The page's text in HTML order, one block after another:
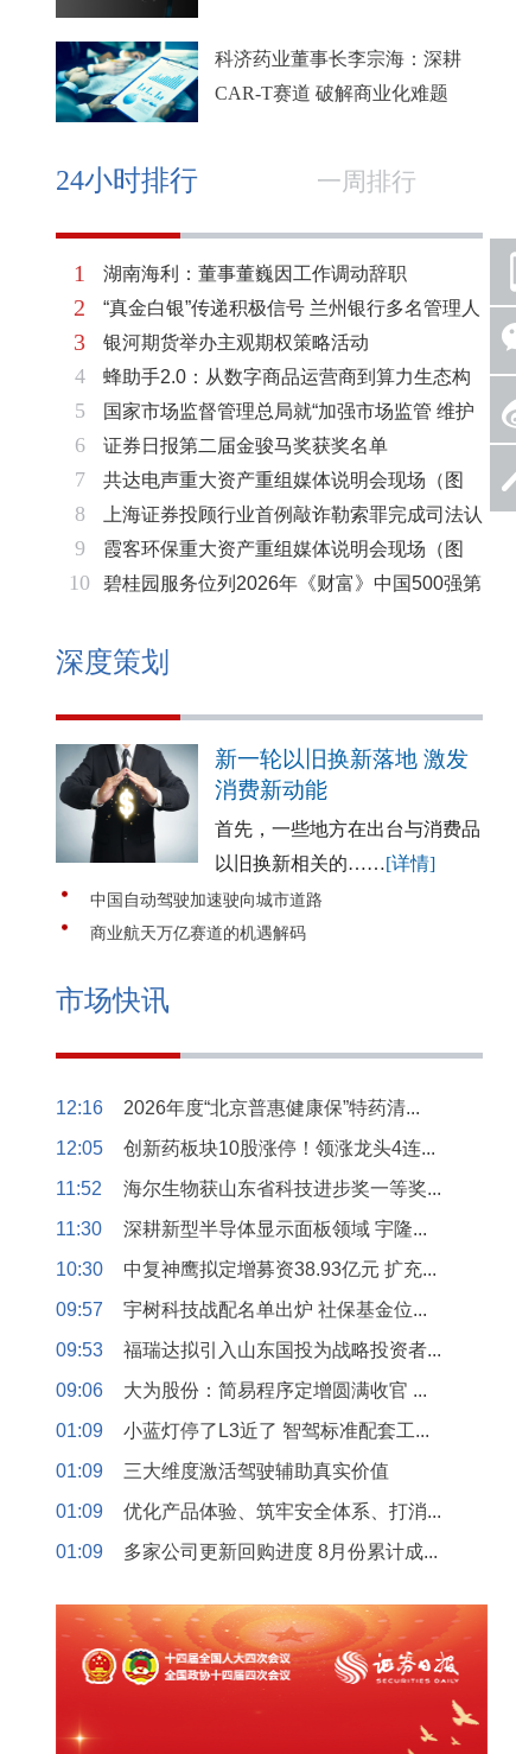
科济药业董事长李宗海：深耕
CAR-T赛道 破解商业化难题
24小时排行 一周排行
1
2
3
4
5
6
7
8
9
10
湖南海利：董事董巍因工作调动辞职
“真金白银”传递积极信号 兰州银行多名管理人
员拟增持公司股份不低于600万元
银河期货举办主观期权策略活动
蜂助手2.0：从数字商品运营商到算力生态构
建者的跃迁
国家市场监督管理总局就“加强市场监管 维护
市场秩序”答记者问
证券日报第二届金骏马奖获奖名单
共达电声重大资产重组媒体说明会现场（图
片）
上海证券投顾行业首例敲诈勒索罪完成司法认
定 司法机关重拳打击“职业索赔人”
霞客环保重大资产重组媒体说明会现场（图
片）
碧桂园服务位列2026年《财富》中国500强第
深度策划
新一轮以旧换新落地 激发
消费新动能
首先，一些地方在出台与消费品
以旧换新相关的……[详情]
中国自动驾驶加速驶向城市道路
商业航天万亿赛道的机遇解码
市场快讯
12:16
2026年度“北京普惠健康保”特药清...
12:05
创新药板块10股涨停！领涨龙头4连...
11:52
海尔生物获山东省科技进步奖一等奖...
11:30
深耕新型半导体显示面板领域 宇隆...
10:30
中复神鹰拟定增募资38.93亿元 扩充...
09:57
宇树科技战配名单出炉 社保基金位...
09:53
福瑞达拟引入山东国投为战略投资者...
09:06
大为股份：简易程序定增圆满收官 ...
01:09
小蓝灯停了L3近了 智驾标准配套工...
01:09
三大维度激活驾驶辅助真实价值
01:09
优化产品体验、筑牢安全体系、打消...
01:09
多家公司更新回购进度 8月份累计成...